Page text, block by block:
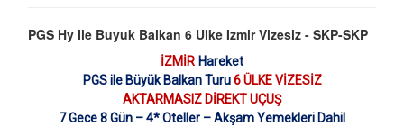
PGS Hy Ile Buyuk Balkan 6 Ulke Izmir Vizesiz - SKP-SKP
İZMİR Hareket
PGS ile Büyük Balkan Turu6 ÜLKE VİZESİZ
AKTARMASIZ DİREKT UÇUŞ
7 Gece 8 Gün – 4* Oteller – Akşam Yemekleri Dahil